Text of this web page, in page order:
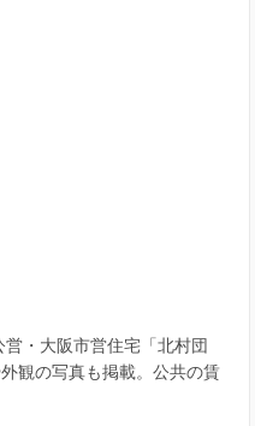
・大阪市営住宅「北村団
観の写真も掲載。公共の賃